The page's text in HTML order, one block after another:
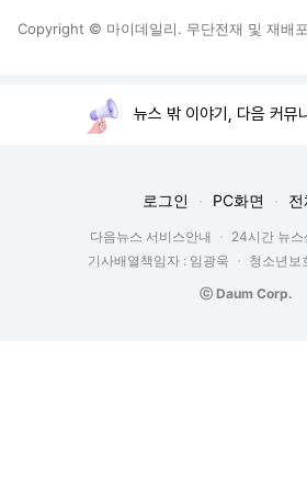
Copyright © 마이데일리. 무단전재 및 재배
뉴스 밖 이야기, 다음 커뮤
로그인 PC화면 전
다음뉴스 서비스안내 24시간 뉴스
기사배열책임자 : 임광욱
청소년보
ⓒ Daum Corp.